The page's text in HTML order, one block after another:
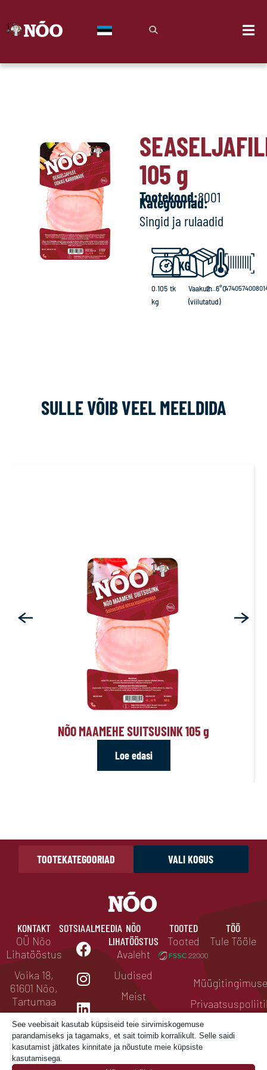
105 g
Tootekood:8001
Kategooriad:
Singid ja rulaadid
0.105
kg
tk
Vaakum
(viilutatud)
2...6°C
SULLE VÕIB VEEL MEELDIDA
NÕO MAAMEHE SUITSUSINK 105g
Loe edasi
TOOTEKATEGOORIAD VALI KOGUS
KONTAKT
OÜ Nõo
Lihatööstus
Voika 18,
61601 Nõo,
Tartumaa
noo@noo.ee
+372 730
2030
SOTSIAALMEEDIA NÕO
LIHATÖÖSTUS
Avaleht
Uudised
Meist
Esinduspood
TOOTED
Tooted
TÖÖ
Tule Tööle
See veebisait kasutab küpsiseid teie sirvimiskogemuse
parandamiseks ja tagamaks, et sait toimib korralikult. Selle saidi
kasutamist jätkates kinnitate ja nõustute meie küpsiste
kasutamisega.